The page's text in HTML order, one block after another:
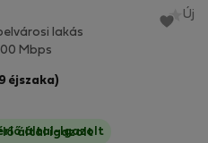
Új
lakás
Mbps
éjszaka)
által-Igazolt